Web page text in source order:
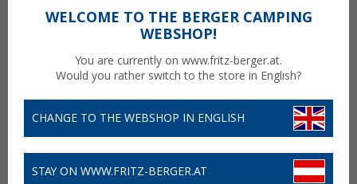
WELCOME TO THE BERGER CAMPING
WEBSHOP!
You are currently on www.fritz-berger.at.
Would you rather switch to the store in English?
CHANGE TO THE WEBSHOP IN ENGLISH
STAY ON WWW.FRITZ-BERGER.AT